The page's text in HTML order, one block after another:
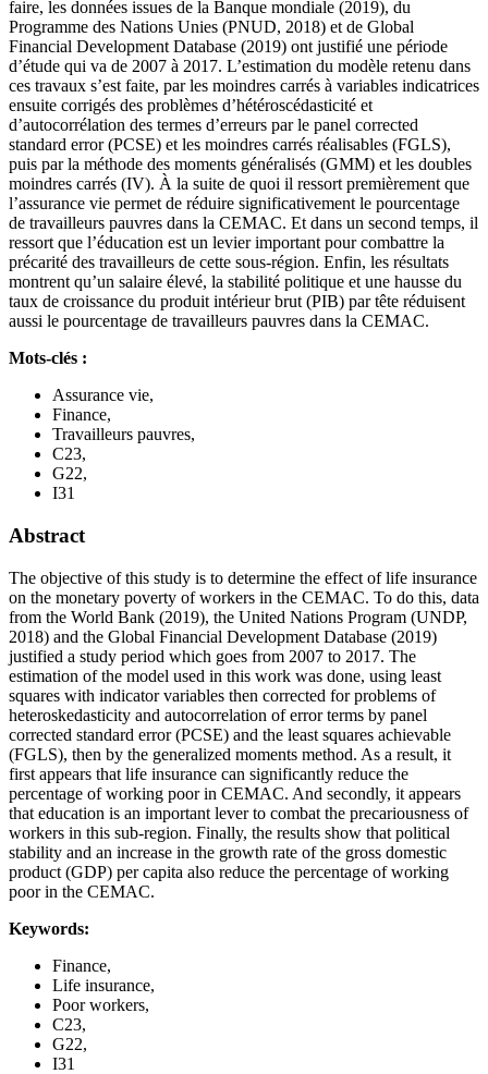
faire, les données issues de la Banque mondiale (2019), du
Programme des Nations Unies (PNUD, 2018) et de Global
Financial Development Database (2019) ont justifié une période
d’étude qui va de 2007 à 2017. L’estimation du modèle retenu dans
ces travaux s’est faite, par les moindres carrés à variables indicatrices
ensuite corrigés des problèmes d’hétéroscédasticité et
d’autocorrélation des termes d’erreurs par le panel corrected
standard error (PCSE) et les moindres carrés réalisables (FGLS),
puis par la méthode des moments généralisés (GMM) et les doubles
moindres carrés (IV). À la suite de quoi il ressort premièrement que
l’assurance vie permet de réduire significativement le pourcentage
de travailleurs pauvres dans la CEMAC. Et dans un second temps, il
ressort que l’éducation est un levier important pour combattre la
précarité des travailleurs de cette sous-région. Enfin, les résultats
montrent qu’un salaire élevé, la stabilité politique et une hausse du
taux de croissance du produit intérieur brut (PIB) par tête réduisent
aussi le pourcentage de travailleurs pauvres dans la CEMAC.
Mots-clés :
Assurance vie,
Finance,
Travailleurs pauvres,
C23,
G22,
I31
Abstract
The objective of this study is to determine the effect of life insurance
on the monetary poverty of workers in the CEMAC. To do this, data
from the World Bank (2019), the United Nations Program (UNDP,
2018) and the Global Financial Development Database (2019)
justified a study period which goes from 2007 to 2017. The
estimation of the model used in this work was done, using least
squares with indicator variables then corrected for problems of
heteroskedasticity and autocorrelation of error terms by panel
corrected standard error (PCSE) and the least squares achievable
(FGLS), then by the generalized moments method. As a result, it
first appears that life insurance can significantly reduce the
percentage of working poor in CEMAC. And secondly, it appears
that education is an important lever to combat the precariousness of
workers in this sub-region. Finally, the results show that political
stability and an increase in the growth rate of the gross domestic
product (GDP) per capita also reduce the percentage of working
poor in the CEMAC.
Keywords:
Finance,
Life insurance,
Poor workers,
C23,
G22,
I31